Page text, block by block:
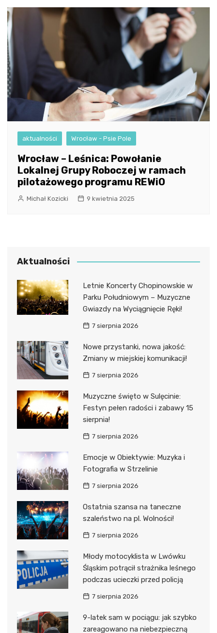
aktualności Wrocław - Psie Pole
Wrocław – Leśnica: Powołanie
Lokalnej Grupy Roboczej w ramach
pilotażowego programu REWiO
Michał Kozicki 9 kwietnia 2025
Aktualności
Letnie Koncerty Chopinowskie w
Parku Południowym – Muzyczne
Gwiazdy na Wyciągnięcie Ręki!
7 sierpnia 2026
Nowe przystanki, nowa jakość:
Zmiany w miejskiej komunikacji!
7 sierpnia 2026
Muzyczne święto w Sulęcinie:
Festyn pełen radości i zabawy 15
sierpnia!
7 sierpnia 2026
Emocje w Obiektywie: Muzyka i
Fotografia w Strzelinie
7 sierpnia 2026
Ostatnia szansa na taneczne
szaleństwo na pl. Wolności!
7 sierpnia 2026
Młody motocyklista w Lwówku
Śląskim potrącił strażnika leśnego
podczas ucieczki przed policją
7 sierpnia 2026
9-latek sam w pociągu: jak szybko
zareagowano na niebezpieczną